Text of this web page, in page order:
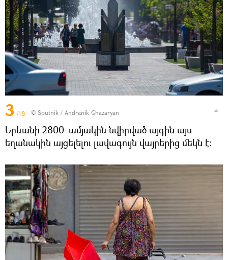
3 /18 © Sputnik / Andranik Ghazaryan
Երևանի 2800–ամյակին նվիրված այգին այս
եղանակին այցելելու լավագույն վայրերից մեկն է։